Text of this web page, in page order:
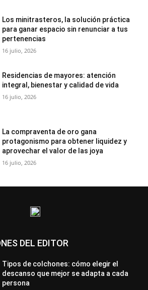
Los minitrasteros, la solución práctica
para ganar espacio sin renunciar a tus
pertenencias
16 julio, 2026
Residencias de mayores: atención
integral, bienestar y calidad de vida
16 julio, 2026
La compraventa de oro gana
protagonismo para obtener liquidez y
aprovechar el valor de las joya
16 julio, 2026
DEL EDITOR
Tipos de colchones: cómo elegir el
descanso que mejor se adapta a cada
persona